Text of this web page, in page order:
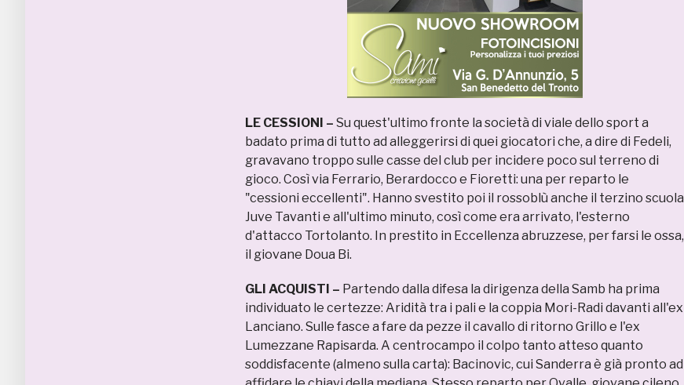
LE CESSIONI – Su quest'ultimo fronte la società di viale dello sport a
badato prima di tutto ad alleggerirsi di quei giocatori che, a dire di Fedeli,
gravavano troppo sulle casse del club per incidere poco sul terreno di
gioco. Così via Ferrario, Berardocco e Fioretti: una per reparto le
"cessioni eccellenti". Hanno svestito poi il rossoblù anche il terzino scuola
Juve Tavanti e all'ultimo minuto, così come era arrivato, l'esterno
d'attacco Tortolanto. In prestito in Eccellenza abruzzese, per farsi le ossa,
il giovane Doua Bi.
GLI ACQUISTI – Partendo dalla difesa la dirigenza della Samb ha prima
individuato le certezze: Aridità tra i pali e la coppia Mori-Radi davanti all'ex
Lanciano. Sulle fasce a fare da pezze il cavallo di ritorno Grillo e l'ex
Lumezzane Rapisarda. A centrocampo il colpo tanto atteso quanto
soddisfacente (almeno sulla carta): Bacinovic, cui Sanderra è già pronto ad